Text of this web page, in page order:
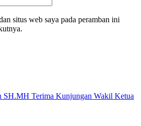
situs web saya pada peramban ini
SH.MH Terima Kunjungan Wakil Ketua